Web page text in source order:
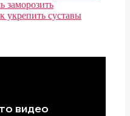
заморозить
укрепить суставы